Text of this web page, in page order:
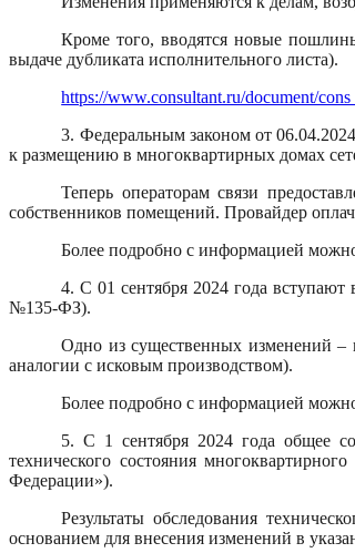
Кроме того, вводятся новые
выдаче дубликата исполнительного листа).
https://www.consultant.ru/document/
3. Федеральным законом от
к размещению в многоквартирных домах
Теперь операторам связи
собственников помещений. Провайдер
Более подробно с информацией
4. С 01 сентября 2024 года
№135-ФЗ).
Одно из существенных изменений –
аналогии с исковым производством).
Более подробно с информацией
5. С 1 сентября 2024 года общее
технического состояния
Федерации»).
Результаты обследования
основанием для внесения изменений в